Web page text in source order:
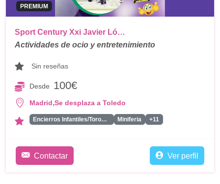
PREMIUM
Sport Century Xxi Javier Ló…
Actividades de ocio y entretenimiento
Sin reseñas
Desde 100€
Madrid,Se desplaza a Toledo
Encierros Infantiles/Toros Hinchables Miniferia +11
Contactar Ver perfil